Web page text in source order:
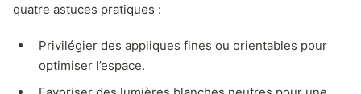
quatre astuces pratiques :
Privilégier des appliques fines ou orientables pour
optimiser l’espace.